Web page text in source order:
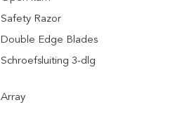
Safety Razor
Double Edge Blades
Schroefsluiting 3-dlg
Array